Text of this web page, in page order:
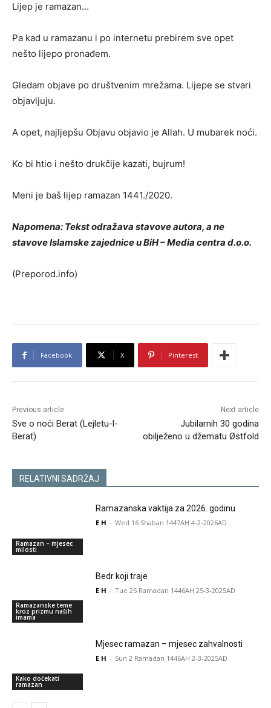
Lijep je ramazan…
Pa kad u ramazanu i po internetu prebirem sve opet
nešto lijepo pronađem.
Gledam objave po društvenim mrežama. Lijepe se stvari
objavljuju.
A opet, najljepšu Objavu objavio je Allah. U mubarek noći.
Ko bi htio i nešto drukčije kazati, bujrum!
Meni je baš lijep ramazan 1441./2020.
Napomena: Tekst odražava stavove autora, a ne
stavove Islamske zajednice u BiH – Media centra d.o.o.
(Preporod.info)
Facebook X Pinterest
Previous article
Sve o noći Berat (Lejletu-l-
Berat)
Next article
Jubilarnih 30 godina
obilježeno u džematu Østfold
RELATIVNI SADRŽAJ
Ramazan – mjesec
milosti
Ramazanska vaktija za 2026. godinu
E H - Wed 16 Shaban 1447AH 4-2-2026AD
Ramazanske teme
kroz prizmu naših
imama
Bedr koji traje
E H - Tue 25 Ramadan 1446AH 25-3-2025AD
Kako dočekati
ramazan
Mjesec ramazan – mjesec zahvalnosti
E H - Sun 2 Ramadan 1446AH 2-3-2025AD